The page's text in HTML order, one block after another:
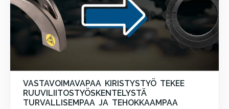
VASTAVOIMAVAPAA KIRISTYSTYÖ TEKEE
RUUVILIITOSTYÖSKENTELYSTÄ
TURVALLISEMPAA JA TEHOKKAAMPAA